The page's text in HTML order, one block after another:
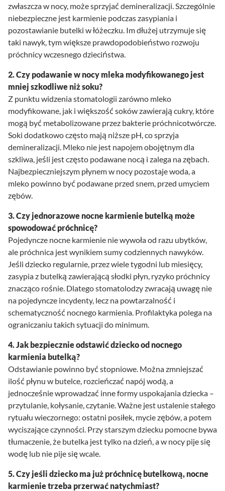
zwłaszcza w nocy, może sprzyjać demineralizacji. Szczególnie
niebezpieczne jest karmienie podczas zasypiania i
pozostawianie butelki w łóżeczku. Im dłużej utrzymuje się
taki nawyk, tym większe prawdopodobieństwo rozwoju
próchnicy wczesnego dzieciństwa.
2. Czy podawanie w nocy mleka modyfikowanego jest
mniej szkodliwe niż soku?
Z punktu widzenia stomatologii zarówno mleko
modyfikowane, jak i większość soków zawierają cukry, które
mogą być metabolizowane przez bakterie próchnicotwórcze.
Soki dodatkowo często mają niższe pH, co sprzyja
demineralizacji. Mleko nie jest napojem obojętnym dla
szkliwa, jeśli jest często podawane nocą i zalega na zębach.
Najbezpieczniejszym płynem w nocy pozostaje woda, a
mleko powinno być podawane przed snem, przed umyciem
zębów.
3. Czy jednorazowe nocne karmienie butelką może
spowodować próchnicę?
Pojedyncze nocne karmienie nie wywoła od razu ubytków,
ale próchnica jest wynikiem sumy codziennych nawyków.
Jeśli dziecko regularnie, przez wiele tygodni lub miesięcy,
zasypia z butelką zawierającą słodki płyn, ryzyko próchnicy
znacząco rośnie. Dlatego stomatolodzy zwracają uwagę nie
na pojedyncze incydenty, lecz na powtarzalność i
schematyczność nocnego karmienia. Profilaktyka polega na
ograniczaniu takich sytuacji do minimum.
4. Jak bezpiecznie odstawić dziecko od nocnego
karmienia butelką?
Odstawianie powinno być stopniowe. Można zmniejszać
ilość płynu w butelce, rozcieńczać napój wodą, a
jednocześnie wprowadzać inne formy uspokajania dziecka –
przytulanie, kołysanie, czytanie. Ważne jest ustalenie stałego
rytuału wieczornego: ostatni posiłek, mycie zębów, a potem
wyciszające czynności. Przy starszym dziecku pomocne bywa
tłumaczenie, że butelka jest tylko na dzień, a w nocy pije się
wodę lub nie pije się wcale.
5. Czy jeśli dziecko ma już próchnicę butelkową, nocne
karmienie trzeba przerwać natychmiast?